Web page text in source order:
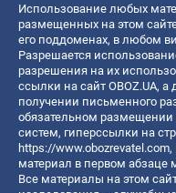
Использование любых
размещенных на этом
его поддоменах, в любом
Разрешается
разрешения на их
ссылки на сайт OBOZ.UA,
получении письменного
обязательном
систем, гиперссылки на
https://www.obozrevatel.com,
материал в первом абзаце
Все материалы на этом